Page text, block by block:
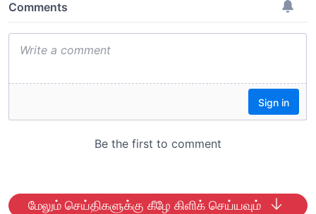
மேலும் செய்திகளுக்கு கீழே கிளிக் செய்யவும்